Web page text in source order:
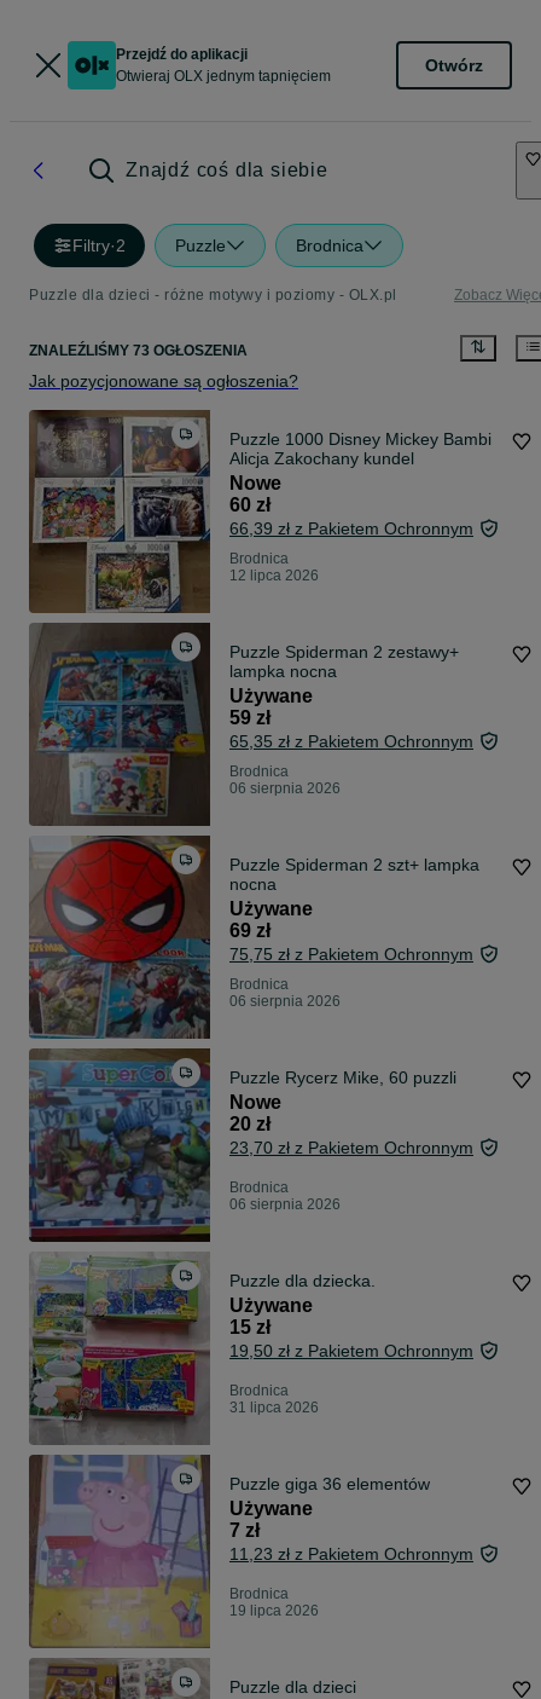
Przejdź do aplikacji
Otwieraj OLX jednym tapnięciem
Otwórz
Znajdź coś dla siebie
Filtry·2 Puzzle Brodnica
Puzzle dla dzieci - różne motywy i poziomy - OLX.pl Zobacz
ZNALEŹLIŚMY 73 OGŁOSZENIA
Jak pozycjonowane są ogłoszenia?
Puzzle 1000 Disney Mickey Bambi
Alicja Zakochany kundel
Nowe
60 zł
66,39 zł z Pakietem Ochronnym
Brodnica
12 lipca 2026
Puzzle Spiderman 2 zestawy+
lampka nocna
Używane
59 zł
65,35 zł z Pakietem Ochronnym
Brodnica
06 sierpnia 2026
Puzzle Spiderman 2 szt+ lampka
nocna
Używane
69 zł
75,75 zł z Pakietem Ochronnym
Brodnica
06 sierpnia 2026
Puzzle Rycerz Mike, 60 puzzli
Nowe
20 zł
23,70 zł z Pakietem Ochronnym
Brodnica
06 sierpnia 2026
Puzzle dla dziecka.
Używane
15 zł
19,50 zł z Pakietem Ochronnym
Brodnica
31 lipca 2026
Puzzle giga 36 elementów
Używane
7 zł
11,23 zł z Pakietem Ochronnym
Brodnica
19 lipca 2026
Puzzle dla dzieci